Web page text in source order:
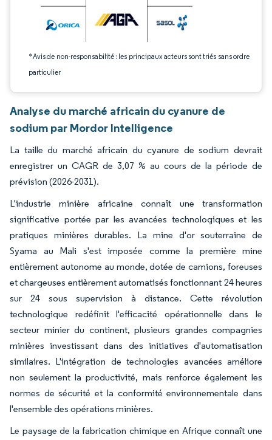
*Avis de non-responsabilité : les principaux acteurs sont triés sans ordre
particulier
Analyse du marché africain du cyanure de
sodium par Mordor Intelligence
La taille du marché africain du cyanure de sodium devrait
enregistrer un CAGR de 3,07 % au cours de la période de
prévision (2026-2031).
L'industrie minière africaine connaît une transformation
significative portée par les avancées technologiques et les
pratiques minières durables. La mine d'or souterraine de
Syama au Mali s'est imposée comme la première mine
entièrement autonome au monde, dotée de camions, foreuses
et chargeuses entièrement automatisés fonctionnant 24 heures
sur 24 sous supervision à distance. Cette révolution
technologique redéfinit l'efficacité opérationnelle dans le
secteur minier du continent, plusieurs grandes compagnies
minières investissant dans des initiatives d'automatisation
similaires. L'intégration de technologies avancées améliore
non seulement la productivité, mais renforce également les
normes de sécurité et la conformité environnementale dans
l'ensemble des opérations minières.
Le paysage de la fabrication chimique en Afrique connaît une